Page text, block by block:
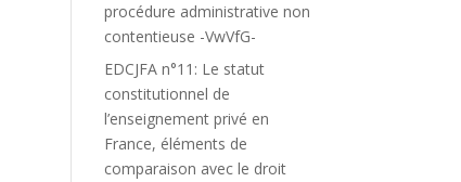
procédure administrative non
contentieuse -VwVfG-
EDCJFA n°11: Le statut
constitutionnel de
l’enseignement privé en
France, éléments de
comparaison avec le droit